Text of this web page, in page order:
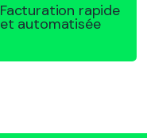
Facturation rapide
et automatisée